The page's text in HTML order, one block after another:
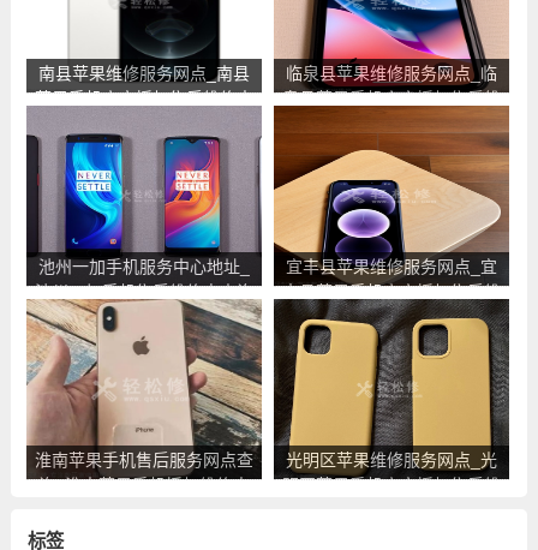
南县苹果维修服务网点_南县
苹果手机官方授权售后维修中
临泉县苹果维修服务网点_临
泉县苹果手机官方授权售后维
池州一加手机服务中心地址_
池州一加手机售后维修点查询
宜丰县苹果维修服务网点_宜
丰县苹果手机官方授权售后维
修中心地址电话
淮南苹果手机售后服务网点查
询_淮南苹果手机授权维修中
光明区苹果维修服务网点_光
明区苹果手机官方授权售后维
标签